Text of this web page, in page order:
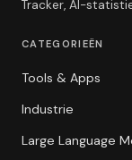
Tracker, AI-
CATEGORIEËN
Tools & Apps
Industrie
Large Language